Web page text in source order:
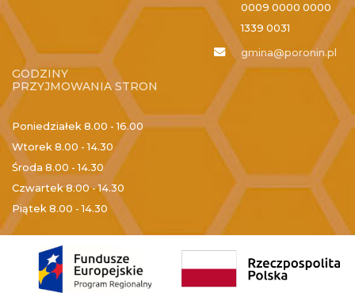
0009 0000 0000
1339 0031
gmina@poronin.pl
GODZINY
PRZYJMOWANIA STRON
Poniedziałek 8.00 - 16.00
Wtorek 8.00 - 14.30
Środa 8.00 - 14.30
Czwartek8.00 - 14.30
Piątek 8.00 - 14.30